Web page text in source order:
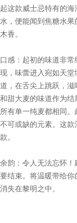
起这款威士忌特有的
水，便能闻到焦糖水
木香。
口感：起初的味道非
现，味蕾进入宛如天
道，在舌尖上跳跃，
和甜大麦的味道作为
所有单一纯麦都相同
不可或缺的元素。这
款。
余韵：令人无法忘怀
要结束。将温暖带给
消失在黎明之中。